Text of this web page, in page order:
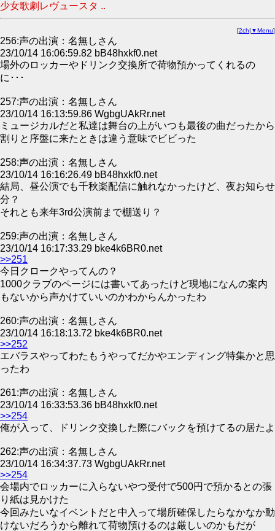
少女歌劇レヴュースタ ..
[2ch| ▼Menu]
256:声の出演：名無しさん
23/10/14 16:06:59.82 bB48hxkf0.net
場外のロッカーやドリンク交換所で荷物預かってくれるの
に･･･
257:声の出演：名無しさん
23/10/14 16:13:59.86 WgbgUAkRr.net
ミュージカルだと私達は舞台の上がいつも最後の曲だったから
割りと序盤に来たときは違う意味でビビった
258:声の出演：名無しさん
23/10/14 16:16:26.49 bB48hxkf0.net
結局、昼公演でも千秋楽配信に触れなかったけど、夜お知らせ
分？
それとも来年3rd公演前まで棚送り？
259:声の出演：名無しさん
23/10/14 16:17:33.29 bke4k6BR0.net
>>251
今日クロークやってんの？
1000クラブのページには書いてあったけど現地になんの案内
もないから声かけていいのかわからんかったわ
260:声の出演：名無しさん
23/10/14 16:18:13.72 bke4k6BR0.net
>>252
エバラスやってわたもうやってだかやエンディング特集かと思
ったわ
261:声の出演：名無しさん
23/10/14 16:33:53.36 bB48hxkf0.net
>>254
俺が入って、ドリンク交換した際にバックを預けてるの居たよ
262:声の出演：名無しさん
23/10/14 16:34:37.73 WgbgUAkRr.net
>>254
会場内でロッカーに入らないやつ受付で500円で預かるとの張
り紙は見かけた
今回みたいなイベントだと中入って場所確保したらなかなか動
けないだろうから離れて荷物預けるのは厳しいのかもだが